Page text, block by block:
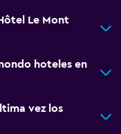
Le Mont
hoteles en
vez los